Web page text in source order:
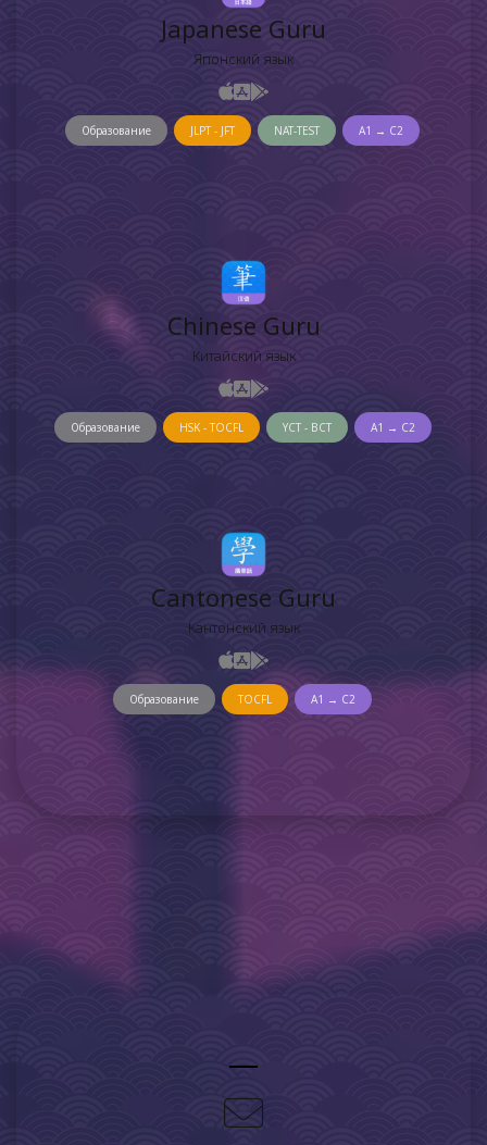
Japanese Guru
Японский язык
Образование JLPT - JFT NAT-TEST A1 → C2
Chinese Guru
Китайский язык
Образование HSK - TOCFL YCT - BCT A1 → C2
Cantonese Guru
Кантонский язык
Образование TOCFL A1 → C2